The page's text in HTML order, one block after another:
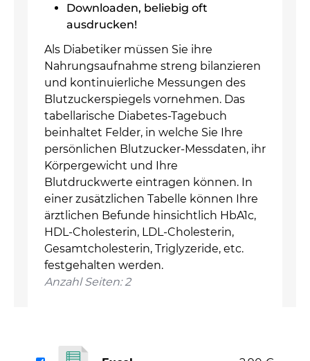
Downloaden, beliebig oft
ausdrucken!
Als Diabetiker müssen Sie ihre
Nahrungsaufnahme streng bilanzieren
und kontinuierliche Messungen des
Blutzuckerspiegels vornehmen. Das
tabellarische Diabetes-Tagebuch
beinhaltet Felder, in welche Sie Ihre
persönlichen Blutzucker-Messdaten, ihr
Körpergewicht und Ihre
Blutdruckwerte eintragen können. In
einer zusätzlichen Tabelle können Ihre
ärztlichen Befunde hinsichtlich HbA1c,
HDL-Cholesterin, LDL-Cholesterin,
Gesamtcholesterin, Triglyzeride, etc.
festgehalten werden.
Anzahl Seiten: 2